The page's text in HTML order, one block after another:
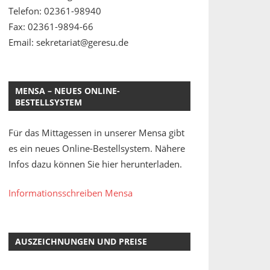
Telefon: 02361-98940
Fax: 02361-9894-66
Email: sekretariat@geresu.de
MENSA – NEUES ONLINE-
BESTELLSYSTEM
Für das Mittagessen in unserer Mensa gibt
es ein neues Online-Bestellsystem. Nähere
Infos dazu können Sie hier herunterladen.
Informationsschreiben Mensa
AUSZEICHNUNGEN UND PREISE